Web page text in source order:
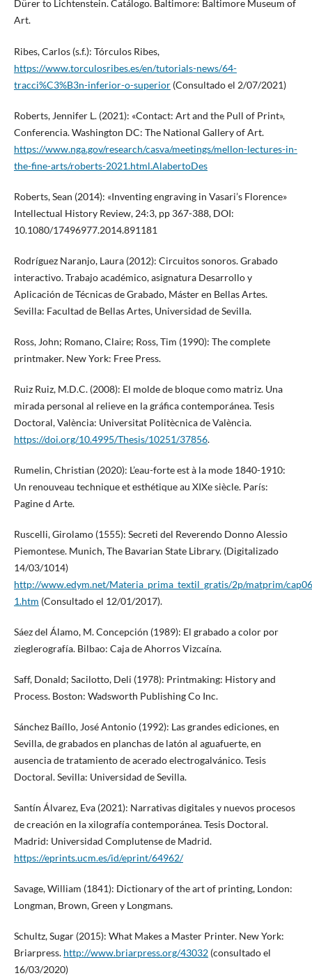
Dürer to Lichtenstein. Catálogo. Baltimore: Baltimore Museum of
Art.
Ribes, Carlos (s.f.): Tórculos Ribes,
https://www.torculosribes.es/en/tutorials-news/64-
tracci%C3%B3n-inferior-o-superior(Consultado el 2/07/2021)
Roberts, Jennifer L. (2021): «Contact: Art and the Pull of Print»,
Conferencia. Washington DC: The National Gallery of Art.
https://www.nga.gov/research/casva/meetings/mellon-lectures-in-
the-fine-arts/roberts-2021.html.AlabertoDes
Roberts, Sean (2014): «Inventing engraving in Vasari’s Florence»
Intellectual History Review, 24:3, pp 367-388, DOI:
10.1080/17496977.2014.891181
Rodríguez Naranjo, Laura (2012): Circuitos sonoros. Grabado
interactivo. Trabajo académico, asignatura Desarrollo y
Aplicación de Técnicas de Grabado, Máster en Bellas Artes.
Sevilla: Facultad de Bellas Artes, Universidad de Sevilla.
Ross, John; Romano, Claire; Ross, Tim (1990): The complete
printmaker. New York: Free Press.
Ruiz Ruiz, M.D.C. (2008): El molde de bloque como matriz. Una
mirada personal al relieve en la gráfica contemporánea. Tesis
Doctoral, València: Universitat Politècnica de València.
https://doi.org/10.4995/Thesis/10251/37856.
Rumelin, Christian (2020): L’eau-forte est à la mode 1840-1910:
Un renouveau technique et esthétique au XIXe siècle. París:
Pagine d Arte.
Ruscelli, Girolamo (1555): Secreti del Reverendo Donno Alessio
Piemontese. Munich, The Bavarian State Library. (Digitalizado
14/03/1014)
http://www.edym.net/Materia_prima_textil_gratis/2p/matprim/
1.htm (Consultado el 12/01/2017).
Sáez del Álamo, M. Concepción (1989): El grabado a color por
zieglerografía. Bilbao: Caja de Ahorros Vizcaína.
Saff, Donald; Sacilotto, Deli (1978): Printmaking: History and
Process. Boston: Wadsworth Publishing Co Inc.
Sánchez Baíllo, José Antonio (1992): Las grandes ediciones, en
Sevilla, de grabados en planchas de latón al aguafuerte, en
ausencia de tratamiento de acerado electrogalvánico. Tesis
Doctoral. Sevilla: Universidad de Sevilla.
Santín Álvarez, Eva (2021): Narrativas digitales y nuevos procesos
de creación en la xilografía contemporánea. Tesis Doctoral.
Madrid: Universidad Complutense de Madrid.
https://eprints.ucm.es/id/eprint/64962/
Savage, William (1841): Dictionary of the art of printing, London:
Longman, Brown, Green y Longmans.
Schultz, Sugar (2015): What Makes a Master Printer. New York:
Briarpress. http://www.briarpress.org/43032(consultado el
16/03/2020)